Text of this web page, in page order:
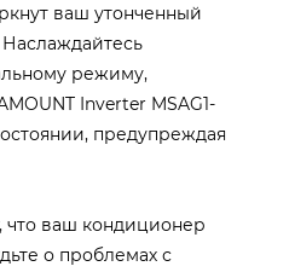
ваш утонченный
режиму,
Inverter MSAG1-
предупреждая
что ваш кондиционер
о проблемах с